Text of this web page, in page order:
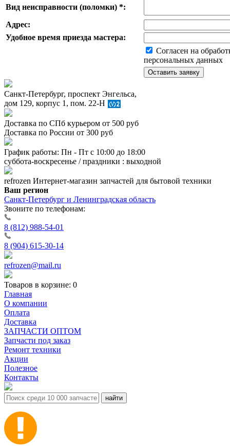
Вид неисправности (поломки) *:
Адрес:
Удобное время приезда мастера:
Согласен на
персональных данных
Санкт-Петербург, проспект Энгельса,
дом 129, корпус 1, пом. 22-Н
Доставка по СПб курьером от 500 руб
Доставка по России от 300 руб
График работы: Пн - Пт с 10:00 до 18:00
суббота-воскресенье / праздники : выходной
refrozen Интернет-магазин запчастей для бытовой техники
Ваш регион
Санкт-Петербург и Ленинградская область
Звоните по телефонам:
8 (812) 988-54-01
8 (904) 615-30-14
refrozen@mail.ru
Товаров в корзине: 0
Главная
О компании
Оплата
Доставка
ЗАПЧАСТИ ОПТОМ
Запчасти под заказ
Ремонт техники
Акции
Полезное
Контакты